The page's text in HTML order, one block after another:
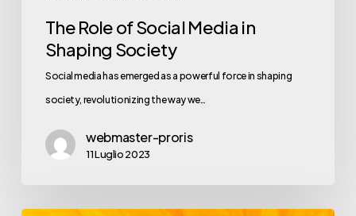
The Role of Social Media in
Shaping Society
Social media has emerged as a powerful force in shaping
society, revolutionizing the way we…
webmaster-proris
11 Luglio 2023